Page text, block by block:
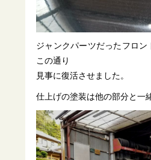
ジャンクパーツだったフロン
この通り
見事に復活させました。
仕上げの塗装は他の部分と一